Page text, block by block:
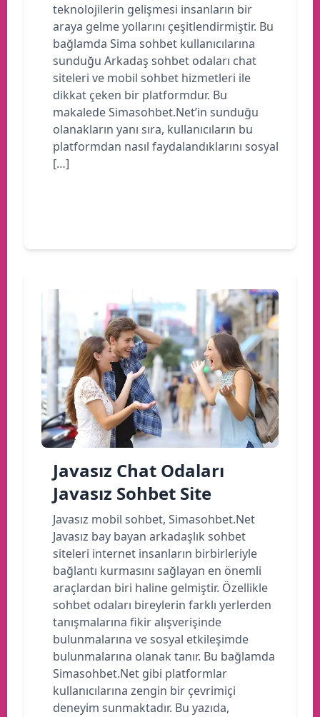
teknolojilerin gelişmesi insanların bir
araya gelme yollarını çeşitlendirmiştir. Bu
bağlamda Sima sohbet kullanıcılarına
sunduğu Arkadaş sohbet odaları chat
siteleri ve mobil sohbet hizmetleri ile
dikkat çeken bir platformdur. Bu
makalede Simasohbet.Net’in sunduğu
olanakların yanı sıra, kullanıcıların bu
platformdan nasıl faydalandıklarını sosyal
[…]
Javasız Chat Odaları
Javasız Sohbet Site
Javasız mobil sohbet, Simasohbet.Net
Javasız bay bayan arkadaşlık sohbet
siteleri internet insanların birbirleriyle
bağlantı kurmasını sağlayan en önemli
araçlardan biri haline gelmiştir. Özellikle
sohbet odaları bireylerin farklı yerlerden
tanışmalarına fikir alışverişinde
bulunmalarına ve sosyal etkileşimde
bulunmalarına olanak tanır. Bu bağlamda
Simasohbet.Net gibi platformlar
kullanıcılarına zengin bir çevrimiçi
deneyim sunmaktadır. Bu yazıda,